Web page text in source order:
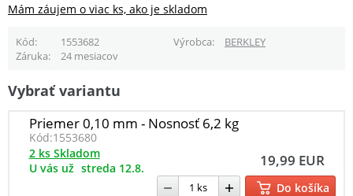
Mám záujem o viac ks, ako je skladom
Kód 1553682 Výrobca
BERKLEY
Záruka
24 mesiacov
Vybrať variantu
Priemer 0,10 mm - Nosnosť 6,2 kg
Kód:1553680
19,99 EUR
2 ks Skladom
U vás už streda 12.8.
Do košíka